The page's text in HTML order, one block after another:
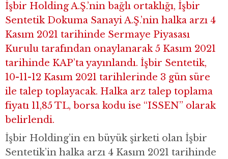
İşbir Holding A.Ş.’nin bağlı ortaklığı, İşbir
Sentetik Dokuma Sanayi A.Ş.’nin halka arzı 4
Kasım 2021 tarihinde Sermaye Piyasası
Kurulu tarafından onaylanarak 5 Kasım 2021
tarihinde KAP’ta yayınlandı. İşbir Sentetik,
10-11-12 Kasım 2021 tarihlerinde 3 gün süre
ile talep toplayacak. Halka arz talep toplama
fiyatı 11,85 TL, borsa kodu ise “ISSEN” olarak
belirlendi.
İşbir Holding’in en büyük şirketi olan İşbir
Sentetik’in halka arzı 4 Kasım 2021 tarihinde